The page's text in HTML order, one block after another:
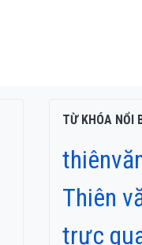
TỪ KHÓA NỔI
Thiên
trực